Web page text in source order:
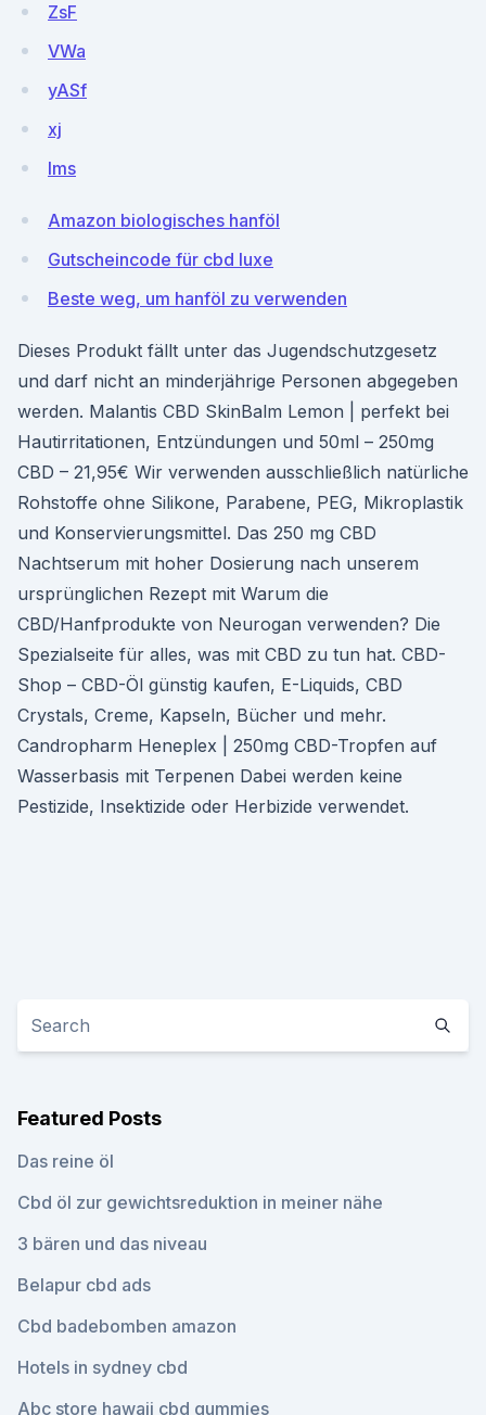
ZsF
VWa
yASf
xj
lms
Amazon biologisches hanföl
Gutscheincode für cbd luxe
Beste weg, um hanföl zu verwenden
Dieses Produkt fällt unter das Jugendschutzgesetz
und darf nicht an minderjährige Personen abgegeben
werden. Malantis CBD SkinBalm Lemon | perfekt bei
Hautirritationen, Entzündungen und 50ml – 250mg
CBD – 21,95€ Wir verwenden ausschließlich natürliche
Rohstoffe ohne Silikone, Parabene, PEG, Mikroplastik
und Konservierungsmittel. Das 250 mg CBD
Nachtserum mit hoher Dosierung nach unserem
ursprünglichen Rezept mit Warum die
CBD/Hanfprodukte von Neurogan verwenden? Die
Spezialseite für alles, was mit CBD zu tun hat. CBD-
Shop – CBD-Öl günstig kaufen, E-Liquids, CBD
Crystals, Creme, Kapseln, Bücher und mehr.
Candropharm Heneplex | 250mg CBD-Tropfen auf
Wasserbasis mit Terpenen Dabei werden keine
Pestizide, Insektizide oder Herbizide verwendet.
Featured Posts
Das reine öl
Cbd öl zur gewichtsreduktion in meiner nähe
3 bären und das niveau
Belapur cbd ads
Cbd badebomben amazon
Hotels in sydney cbd
Abc store hawaii cbd gummies